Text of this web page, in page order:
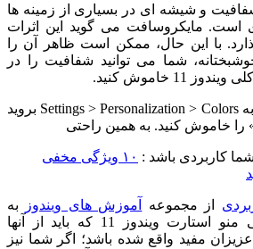
حالت شفافیت و شیشه ای در بسیاری از زمینه ها
است. مایکروسافت می گوید این اثرات
با این حال، ممکن است ظاهر آن را
شما می توانید شفافیت را در
خاموش کنید.
برای خاموش کردن آن، به Settings > Personalization > Colors بروید
کاربردی باشد :
۱۰ ویژگی مخفی
از مجموعه آموزش های ویندوز
به
جهت دانستن 10 ویژگی منو استارت ویندوز 11 که باید از آنها
مفید واقع شده باشد؛ اگر شما نیز